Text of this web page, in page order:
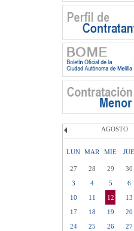
AGOSTO
LUN MAR MIE JUE
27 28 29 30
3
4 5 6
10 11 12 13
17
18 19 20
24
25 26 27